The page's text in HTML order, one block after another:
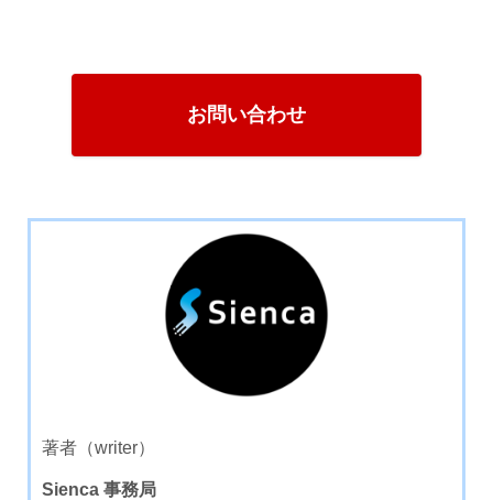
お問い合わせ
著者（writer）
Sienca 事務局